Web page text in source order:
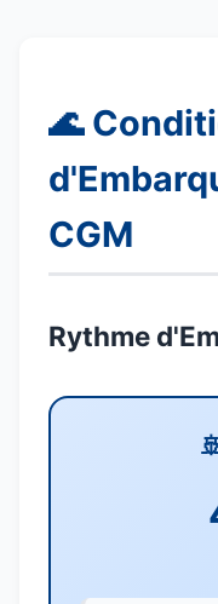
🌊
CGM
Rythme